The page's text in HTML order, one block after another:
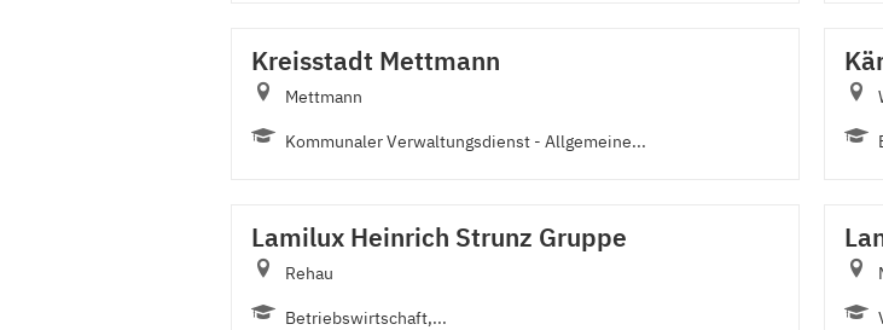
Kreisstadt Mettmann
Mettmann
Kommunaler Verwaltungsdienst - Allgemeine...
Lamilux Heinrich Strunz Gruppe
Rehau
Betriebswirtschaft,...